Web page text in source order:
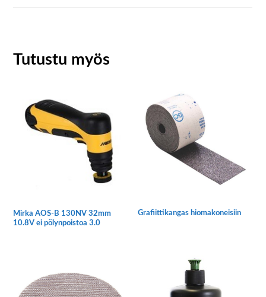
Tutustu myös
Mirka AOS-B 130NV 32mm
10.8V ei pölynpoistoa 3.0
Grafiittikangas hiomakoneisiin